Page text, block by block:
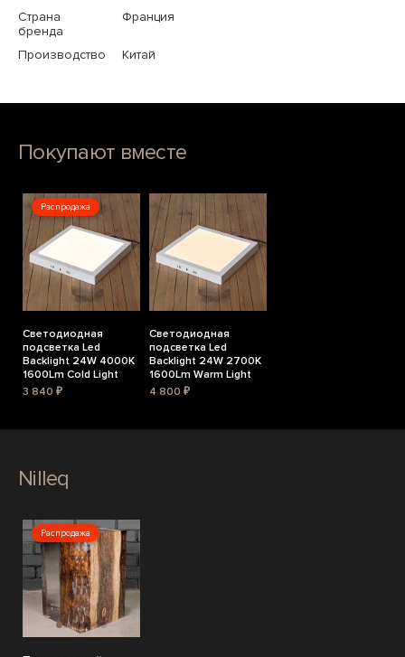
Страна
бренда
Франция
Производство Китай
Покупают вместе
Распродажа
Светодиодная
подсветка Led
Backlight 24W 4000K
1600Lm Cold Light
3 840 ₽
Светодиодная
подсветка Led
Backlight 24W 2700K
1600Lm Warm Light
4 800 ₽
Nilleq
Распродажа